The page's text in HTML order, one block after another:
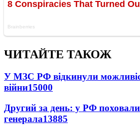
ЧИТАЙТЕ ТАКОЖ
У МЗС РФ відкинули
війни15000
Другий за день: у РФ
генерала13885